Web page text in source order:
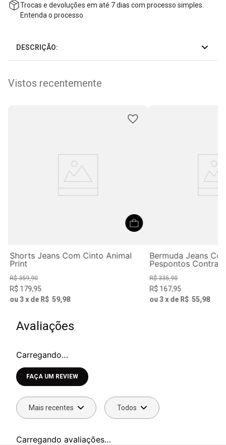
Trocas e devoluções em até 7 dias com processo simples.
Entenda o processo
DESCRIÇÃO:
Vistos recentemente
Shorts Jeans Com Cinto Animal
Print
R$ 359,90
R$ 179,95
ou3x de R$ 59,98
Bermuda Jeans
Pespontos
R$ 335,90
R$ 167,95
ou 3 x de R$ 55,98
Avaliações
Carregando…
Faça login para escrever uma avaliação.
Mais recentes Todos
Carregando avaliações…